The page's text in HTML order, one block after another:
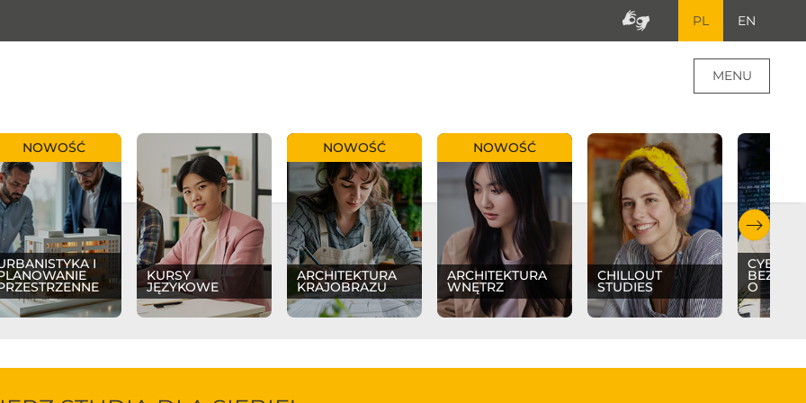
PL EN
MENU
I
NOWOŚĆ
KURSY
JĘZYKOWE
ARCHITEKTURA
KRAJOBRAZU
NOWOŚĆ
ARCHITEKTURA
WNĘTRZ
NOWOŚĆ
CHILLOUT
STUDIES
CYBER
O